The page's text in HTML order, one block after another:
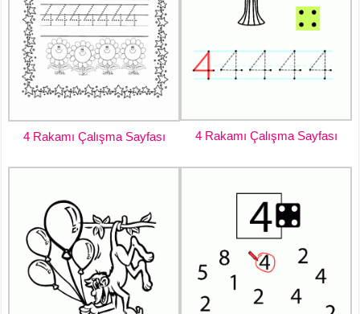
4 Rakamı Çalışma Sayfası 4 Rakamı Çalışma Sayfası